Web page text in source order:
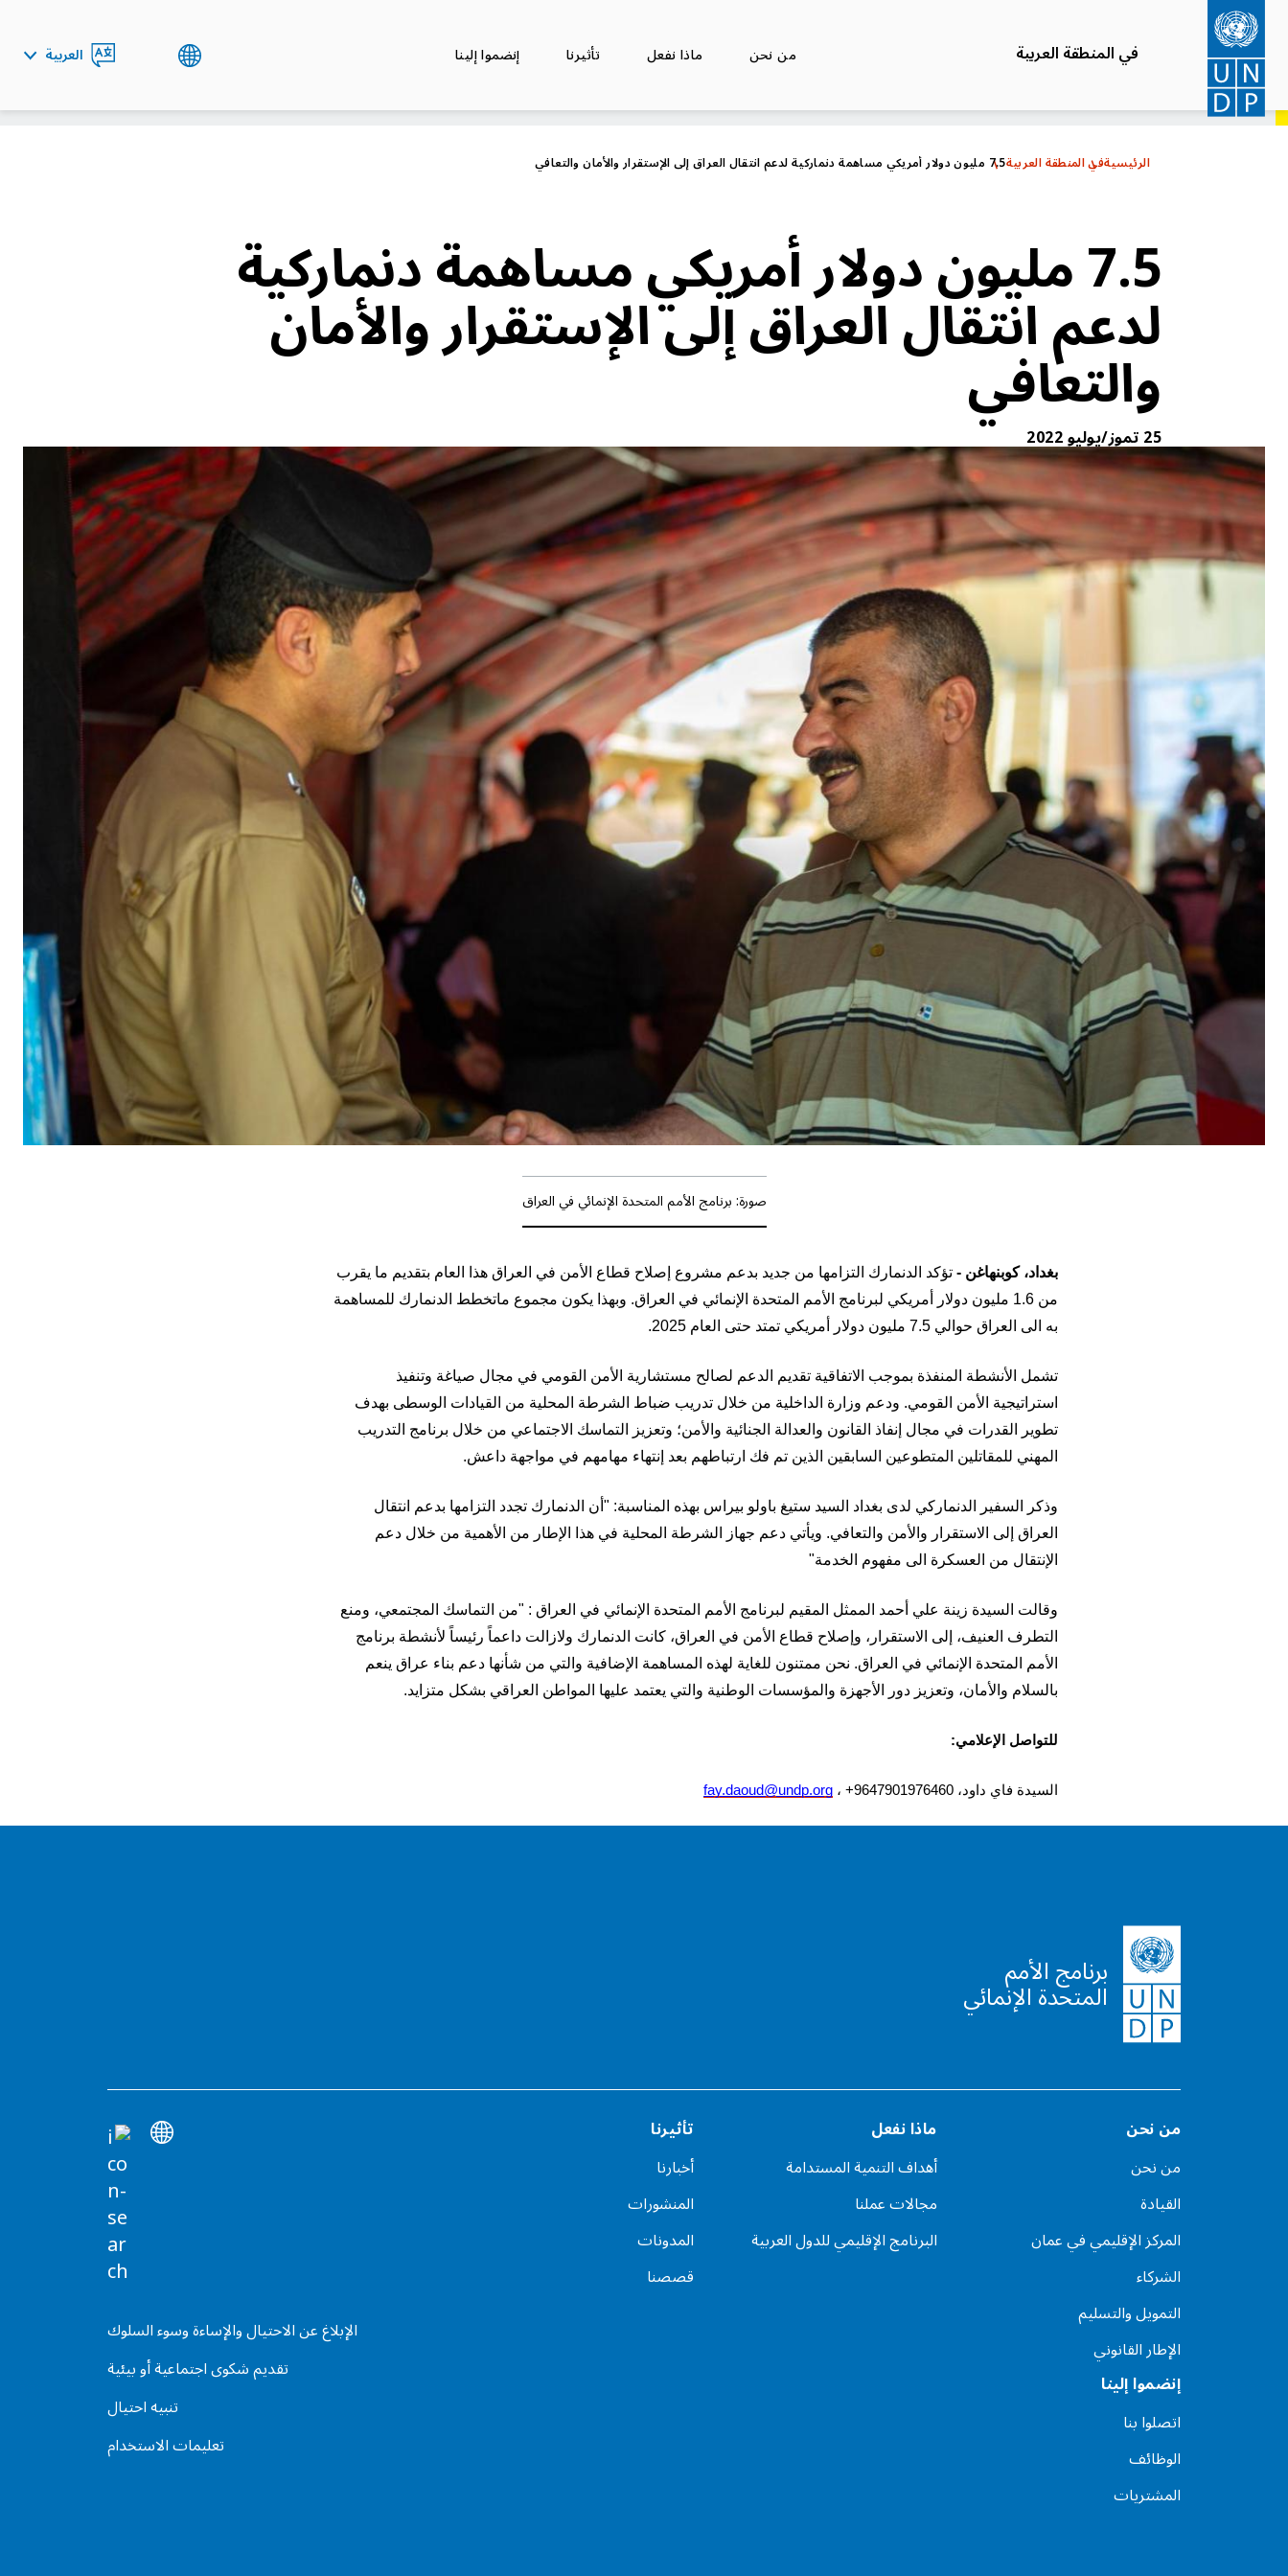
تجاوز
المحتوى
الرئيسي
في المنطقة العربية من نحن ماذا نفعل تأثيرنا إنضموا إلينا
العربية
الرئيسيةفي المنطقة العربية7.5 مليون دولار أمريكي مساهمة دنماركية لدعم انتقال العراق إلى الإستقرار والأمان والتعافي
7.5 مليون دولار أمريكي مساهمة دنماركية
لدعم انتقال العراق إلى الإستقرار والأمان
والتعافي
25 تموز/يوليو 2022
صورة: برنامج الأمم المتحدة الإنمائي في العراق
بغداد، كوبنهاغن - تؤكد الدنمارك التزامها من جديد بدعم مشروع إصلاح قطاع الأمن في العراق هذا العام بتقديم ما يقرب
من 1.6 مليون دولار أمريكي لبرنامج الأمم المتحدة الإنمائي في العراق. وبهذا يكون مجموع ماتخطط الدنمارك للمساهمة
به الى العراق حوالي 7.5 مليون دولار أمريكي تمتد حتى العام 2025
.
تشمل الأنشطة المنفذة بموجب الاتفاقية تقديم الدعم لصالح مستشارية الأمن القومي في مجال صياغة وتنفيذ
استراتيجية الأمن القومي. ودعم وزارة الداخلية من خلال تدريب ضباط الشرطة المحلية من القيادات الوسطى بهدف
تطوير القدرات في مجال إنفاذ القانون والعدالة الجنائية والأمن؛ وتعزيز التماسك الاجتماعي من خلال برنامج التدريب
المهني للمقاتلين المتطوعين السابقين الذين تم فك ارتباطهم بعد إنتهاء مهامهم في مواجهة داعش.
وذكر السفير الدنماركي لدى بغداد السيد ستيغ باولو بيراس بهذه المناسبة: "أن الدنمارك تجدد التزامها بدعم انتقال
العراق إلى الاستقرار والأمن والتعافي. ويأتي دعم جهاز الشرطة المحلية في هذا الإطار من الأهمية من خلال دعم
الإنتقال من العسكرة الى مفهوم الخدمة"
وقالت السيدة زينة علي أحمد الممثل المقيم لبرنامج الأمم المتحدة الإنمائي في العراق : "من التماسك المجتمعي، ومنع
التطرف العنيف، إلى الاستقرار، وإصلاح قطاع الأمن في العراق، كانت الدنمارك ولازالت داعماً رئيساً لأنشطة برنامج
الأمم المتحدة الإنمائي في العراق. نحن ممتنون للغاية لهذه المساهمة الإضافية والتي من شأنها دعم بناء عراق ينعم
بالسلام والأمان، وتعزيز دور الأجهزة والمؤسسات الوطنية والتي يعتمد عليها المواطن العراقي بشكل متزايد.
للتواصل الإعلامي:
السيدة فاي داود، 9647901976460+ ، fay.daoud@undp.org
برنامج الأمم
المتحدة الإنمائي
من نحن
من نحن
القيادة
المركز الإقليمي في عمان
الشركاء
التمويل والتسليم
الإطار القانوني
ماذا نفعل
أهداف التنمية المستدامة
مجالات عملنا
البرنامج الإقليمي للدول العربية
تأثيرنا
أخبارنا
المنشورات
المدونات
قصصنا
إنضموا إلينا
اتصلوا بنا
الوظائف
المشتريات
الإبلاغ عن الاحتيال والإساءة وسوء السلوك
تقديم شكوى اجتماعية أو بيئية
تنبيه احتيال
تعليمات الاستخدام